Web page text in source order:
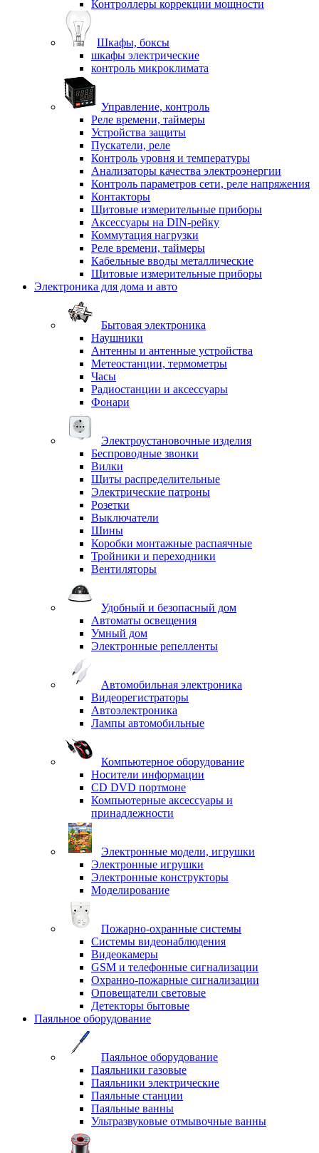
Контроллеры коррекции мощности
Шкафы, боксы
шкафы электрические
контроль микроклимата
Управление, контроль
Реле времени, таймеры
Устройства защиты
Пускатели, реле
Контроль уровня и температуры
Анализаторы качества электроэнергии
Контроль параметров сети, реле напряжения
Контакторы
Щитовые измерительные приборы
Аксессуары на DIN-рейку
Коммутация нагрузки
Реле времени, таймеры
Кабельные вводы металлические
Щитовые измерительные приборы
Электроника для дома и авто
Бытовая электроника
Наушники
Антенны и антенные устройства
Метеостанции, термометры
Часы
Радиостанции и аксессуары
Фонари
Электроустановочные изделия
Беспроводные звонки
Вилки
Щиты распределительные
Электрические патроны
Розетки
Выключатели
Шины
Коробки монтажные распаячные
Тройники и переходники
Вентиляторы
Удобный и безопасный дом
Автоматы освещения
Умный дом
Электронные репелленты
Автомобильная электроника
Видеорегистраторы
Автоэлектроника
Лампы автомобильные
Компьютерное оборудование
Носители информации
CD DVD портмоне
Компьютерные аксессуары и
принадлежности
Электронные модели, игрушки
Электронные игрушки
Электронные конструкторы
Моделирование
Пожарно-охранные системы
Системы видеонаблюдения
Видеокамеры
GSM и телефонные сигнализации
Охранно-пожарные сигнализации
Оповещатели световые
Детекторы бытовые
Паяльное оборудование
Паяльное оборудование
Паяльники газовые
Паяльники электрические
Паяльные станции
Паяльные ванны
Ультразвуковые отмывочные ванны